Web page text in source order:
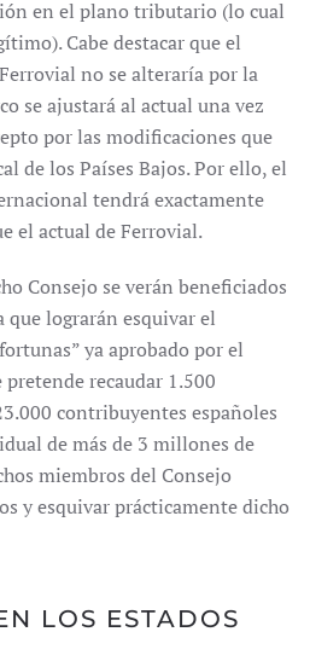
en el plano tributario (lo cual
Cabe destacar que el
no se alteraría por la
se ajustará al actual una vez
por las modificaciones que
de los Países Bajos. Por ello, el
tendrá exactamente
el actual de Ferrovial.
Consejo se verán beneficiados
que lograrán esquivar el
ya aprobado por el
recaudar 1.500
contribuyentes españoles
de más de 3 millones de
miembros del Consejo
y esquivar prácticamente dicho
LOS ESTADOS